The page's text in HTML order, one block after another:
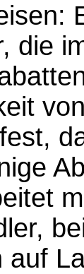
die
auf